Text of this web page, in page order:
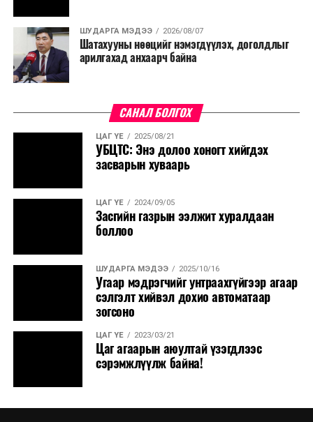
ШУДАРГА МЭДЭЭ 2026/08/07
Шатахууны нөөцийг нэмэгдүүлэх, доголдлыг
арилгахад анхаарч байна
САНАЛ БОЛГОХ
ЦАГ ҮЕ 2025/08/21
УБЦТС: Энэ долоо хоногт хийгдэх
засварын хуваарь
ЦАГ ҮЕ 2024/09/05
Засгийн газрын ээлжит хуралдаан
боллоо
ШУДАРГА МЭДЭЭ 2025/10/16
Угаар мэдрэгчийг унтраахгүйгээр агаар
сэлгэлт хийвэл дохио автоматаар
зогсоно
ЦАГ ҮЕ 2023/03/21
Цаг агаарын аюултай үзэгдлээс
сэрэмжлүүлж байна!